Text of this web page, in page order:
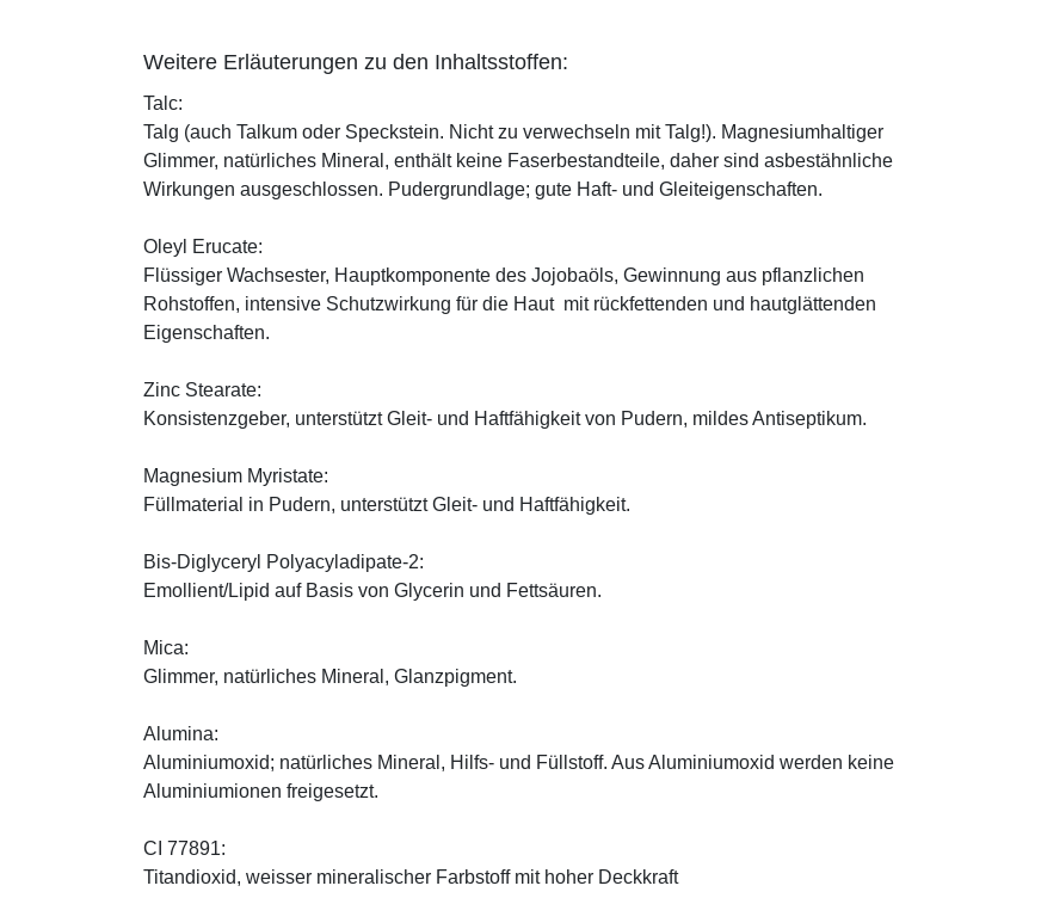
Weitere Erläuterungen zu den Inhaltsstoffen:
Talc:
Talg (auch Talkum oder Speckstein. Nicht zu verwechseln mit Talg!). Magnesiumhaltiger
Glimmer, natürliches Mineral, enthält keine Faserbestandteile, daher sind asbestähnliche
Wirkungen ausgeschlossen. Pudergrundlage; gute Haft- und Gleiteigenschaften.
Oleyl Erucate:
Flüssiger Wachsester, Hauptkomponente des Jojobaöls, Gewinnung aus pflanzlichen
Rohstoffen, intensive Schutzwirkung für die Haut mit rückfettenden und hautglättenden
Eigenschaften.
Zinc Stearate:
Konsistenzgeber, unterstützt Gleit- und Haftfähigkeit von Pudern, mildes Antiseptikum.
Magnesium Myristate:
Füllmaterial in Pudern, unterstützt Gleit- und Haftfähigkeit.
Bis-Diglyceryl Polyacyladipate-2:
Emollient/Lipid auf Basis von Glycerin und Fettsäuren.
Mica:
Glimmer, natürliches Mineral, Glanzpigment.
Alumina:
Aluminiumoxid; natürliches Mineral, Hilfs- und Füllstoff. Aus Aluminiumoxid werden keine
Aluminiumionen freigesetzt.
CI 77891:
Titandioxid, weisser mineralischer Farbstoff mit hoher Deckkraft